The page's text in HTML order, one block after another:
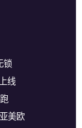
锁
线
美欧